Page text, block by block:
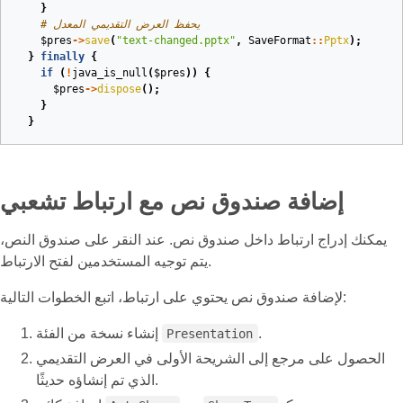
}
# يحفظ العرض التقديمي المعدل
$pres->save( "text-changed.pptx" , SaveFormat :: Pptx);
} finally {
if
( ! java_is_null ($pres ))
{
$pres->dispose();
}
}
إضافة صندوق نص مع ارتباط تشعبي
يمكنك إدراج ارتباط داخل صندوق نص. عند النقر على صندوق النص،
يتم توجيه المستخدمين لفتح الارتباط.
لإضافة صندوق نص يحتوي على ارتباط، اتبع الخطوات التالية:
Presentation .
الحصول على مرجع إلى الشريحة الأولى في العرض التقديمي
الذي تم إنشاؤه حديثًا.